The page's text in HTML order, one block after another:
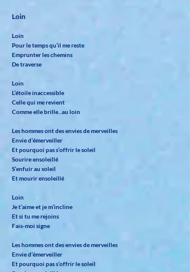
Loin
Loin
Pour le temps qu’il me reste
Emprunter les chemins
De traverse
Loin
L’étoile inaccessible
Celle qui me revient
Comme elle brille...au loin
Les hommes ont des envies de merveilles
Envie d’émerveiller
Et pourquoi pas s’offrir le soleil
Sourire ensoleillé
S’enfuir au soleil
Et mourir ensoleillé
Loin
Je t’aime et je m’incline
Et si tu me rejoins
Fais-moi signe
Les hommes ont des envies de merveilles
Envie d’émerveiller
Et pourquoi pas s’offrir le soleil